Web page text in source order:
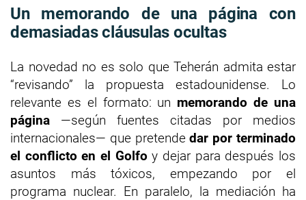
Un memorando de una página con
demasiadas cláusulas ocultas
La novedad no es solo que Teherán admita estar
“revisando” la propuesta estadounidense. Lo
relevante es el formato: un memorando de una
página —según fuentes citadas por medios
internacionales— que pretendedar por terminado
el conflicto en el Golfoy dejar para después los
asuntos más tóxicos, empezando por el
programa nuclear. En paralelo, la mediación ha